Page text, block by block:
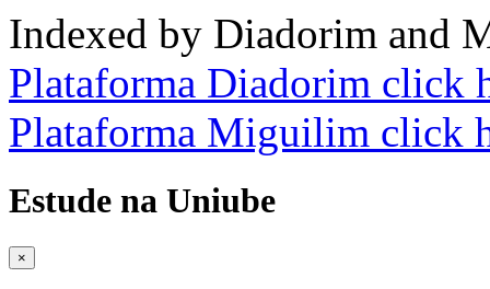
Indexed by Diadorim and
Plataforma Diadorim click
Plataforma Miguilim click
Estude na Uniube
×